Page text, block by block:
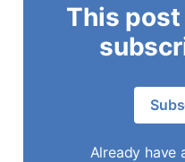
This
Already have